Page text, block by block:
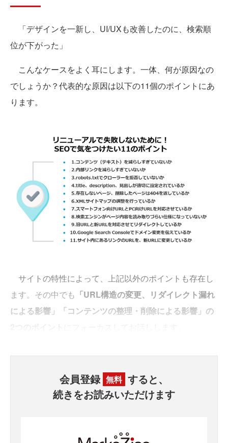
「デザインを一新し、UI/UXも改善したのに、検索順
位が下がった」
こんなケースをよく耳にします。一体、何が原因なの
でしょうか？代表的な原因は以下の11個のポイントにあ
ります。
サイトの特性によって、上記以外のポイントも存在し
ます。その中でも 「URL構造の変更、リダイレクト漏れ
による影響」「コンテンツの整理・削除による影響」の
会員登録 無料 すると、
続きをお読みいただけます